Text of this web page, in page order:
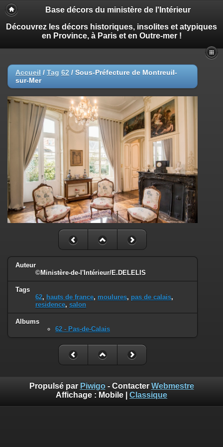
Base décors du ministère de l'Intérieur
Découvrez les décors historiques, insolites et atypiques
en Province, à Paris et en Outre-mer !
Accueil / Tag 62 / Sous-Préfecture de Montreuil-
sur-Mer
Auteur
©Ministère-de-l'Intérieur/E.DELELIS
Tags
62, hauts de france, moulures, pas de calais,
residence, salon
Albums
62 - Pas-de-Calais
Propulsé par Piwigo- Contacter Webmestre
Affichage : Mobile Classique